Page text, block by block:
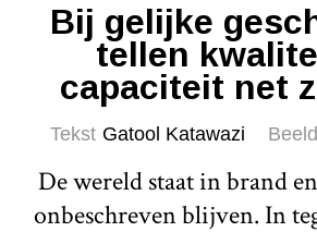
Bij gelijke
tellen
capaciteit net
Tekst Gatool Katawazi Beeld
De wereld staat in brand
onbeschreven blijven. In